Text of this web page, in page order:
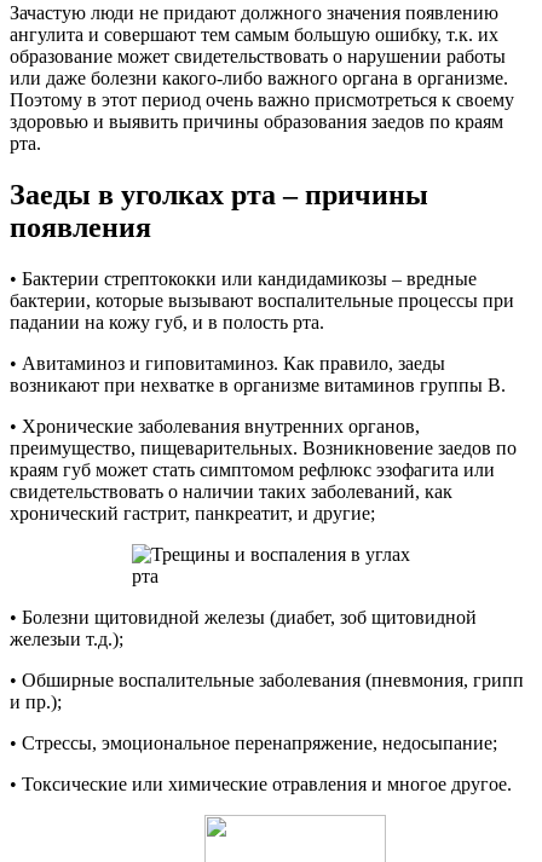
Зачастую люди не придают должного значения появлению
ангулита и совершают тем самым большую ошибку, т.к. их
образование может свидетельствовать о нарушении работы
или даже болезни какого-либо важного органа в организме.
Поэтому в этот период очень важно присмотреться к своему
здоровью и выявить причины образования заедов по краям
рта.
Заеды в уголках рта – причины
появления
• Бактерии стрептококки или кандидамикозы – вредные
бактерии, которые вызывают воспалительные процессы при
падании на кожу губ, и в полость рта.
• Авитаминоз и гиповитаминоз. Как правило, заеды
возникают при нехватке в организме витаминов группы В.
• Хронические заболевания внутренних органов,
преимущество, пищеварительных. Возникновение заедов по
краям губ может стать симптомом рефлюкс эзофагита или
свидетельствовать о наличии таких заболеваний, как
хронический гастрит, панкреатит, и другие;
• Болезни щитовидной железы (диабет, зоб щитовидной
железыи т.д.);
• Обширные воспалительные заболевания (пневмония, грипп
и пр.);
• Стрессы, эмоциональное перенапряжение, недосыпание;
• Токсические или химические отравления и многое другое.